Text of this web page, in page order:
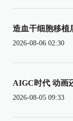
造血干细胞移植
2026-08-06 02:30
AIGC时代 动画
2026-08-05 09:33